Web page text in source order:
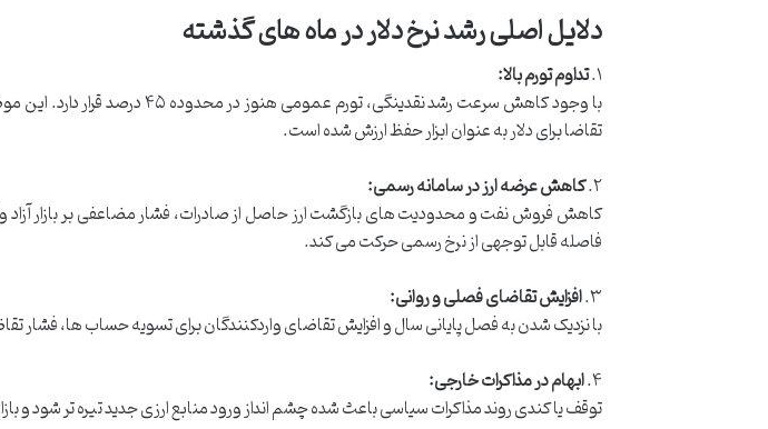
دلایل اصلی رشد نرخ دلار در ماه های گذشته
۱. تداوم تورم بالا:
با وجود کاهش سرعت رشد نقدینگی، تورم
تقاضا برای دلار به عنوان ابزار حفظ ارزش شده است.
۲. کاهش عرضه ارز در سامانه رسمی:
کاهش فروش نفت و محدودیت های بازگشت ارز حاصل از صادرات، فشار مضاعفی بر بازار آزاد وارد
فاصله قابل توجهی از نرخ رسمی حرکت می کند.
۳. افزایش تقاضای فصلی و روانی:
با نزدیک شدن به فصل پایانی سال و افزایش تقاضای واردکنندگان برای تسویه حساب ها، فشار
۴. ابهام در مذاکرات خارجی:
توقف یا کندی روند مذاکرات سیاسی باعث شده چشم انداز ورود منابع ارزی جدید تیره تر شود و